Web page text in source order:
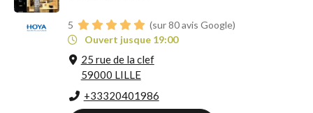
5
(sur 80 avis Google)
Ouvert jusque 19:00
25 rue de la clef
59000 LILLE
+33320401986